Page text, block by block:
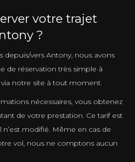
votre trajet
?
depuis/vers Antony, nous avons
de réservation très simple à
via notre site à tout moment.
nécessaires, vous obtenez
de votre prestation. Ce tarif est
modifié. Même en cas de
vol, nous ne comptons aucun